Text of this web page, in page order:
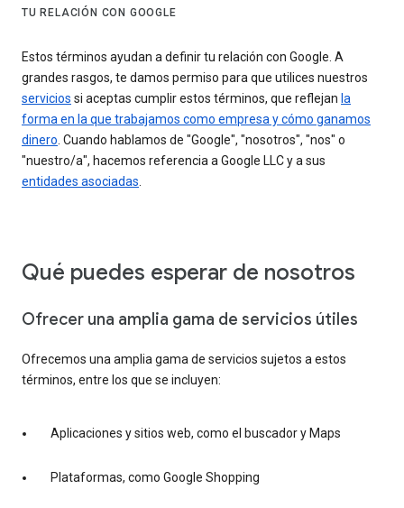
TU RELACIÓN CON GOOGLE
Estos términos ayudan a definir tu relación con Google. A
grandes rasgos, te damos permiso para que utilices nuestros
servicios si aceptas cumplir estos términos, que reflejan la
forma en la que trabajamos como empresa y cómo ganamos
dinero . Cuando hablamos de "Google", "nosotros", "nos" o
"nuestro/a", hacemos referencia a Google LLC y a sus
entidades asociadas
Qué puedes esperar de nosotros
Ofrecer una amplia gama de servicios útiles
Ofrecemos una amplia gama de servicios sujetos a estos
términos, entre los que se incluyen:
Aplicaciones y sitios web, como el buscador y Maps
Plataformas, como Google Shopping